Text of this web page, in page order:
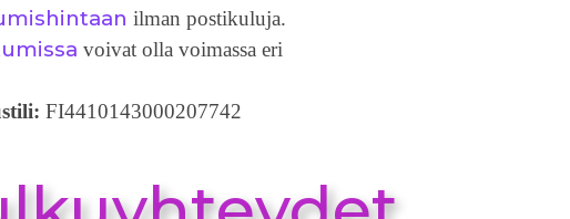
ilman postikuluja.
voivat olla voimassa eri
FI4410143000207742